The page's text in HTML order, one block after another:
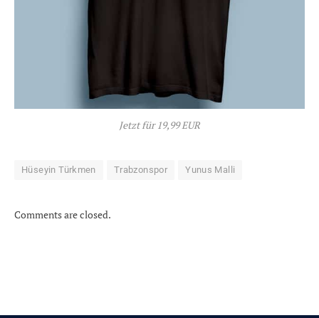
Jetzt für 19,99 EUR
Hüseyin Türkmen Trabzonspor Yunus Malli
Comments are closed.